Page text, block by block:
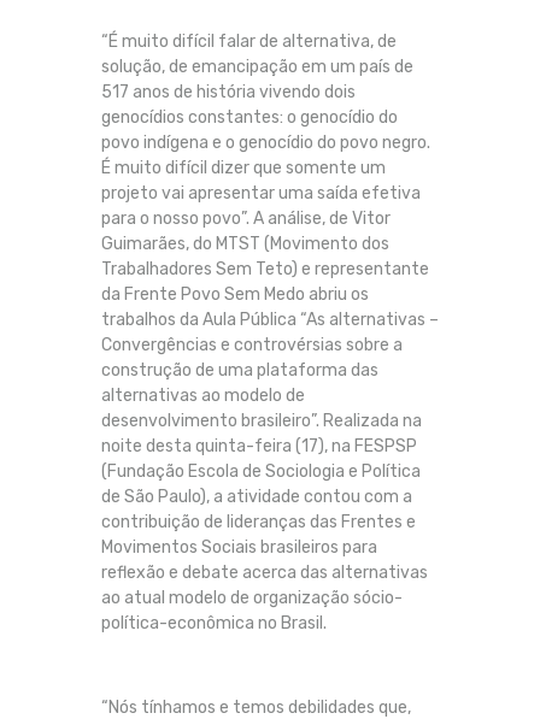
“É muito difícil falar de alternativa, de
solução, de emancipação em um país de
517 anos de história vivendo dois
genocídios constantes: o genocídio do
povo indígena e o genocídio do povo negro.
É muito difícil dizer que somente um
projeto vai apresentar uma saída efetiva
para o nosso povo”. A análise, de Vitor
Guimarães, do MTST (Movimento dos
Trabalhadores Sem Teto) e representante
da Frente Povo Sem Medo abriu os
trabalhos da Aula Pública “As alternativas –
Convergências e controvérsias sobre a
construção de uma plataforma das
alternativas ao modelo de
desenvolvimento brasileiro”. Realizada na
noite desta quinta-feira (17), na FESPSP
(Fundação Escola de Sociologia e Política
de São Paulo), a atividade contou com a
contribuição de lideranças das Frentes e
Movimentos Sociais brasileiros para
reflexão e debate acerca das alternativas
ao atual modelo de organização sócio-
política-econômica no Brasil.
“Nós tínhamos e temos debilidades que,